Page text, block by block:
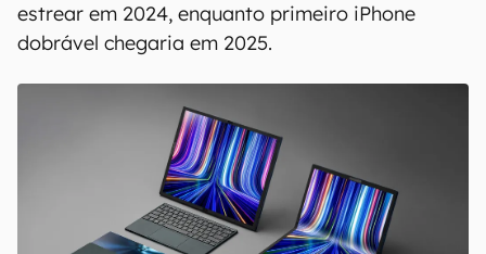
O lançamento do produto era esperado para
2026, mas fontes agora apontam sua chegada
em 2027. O primeiro iPad com painel OLED deve